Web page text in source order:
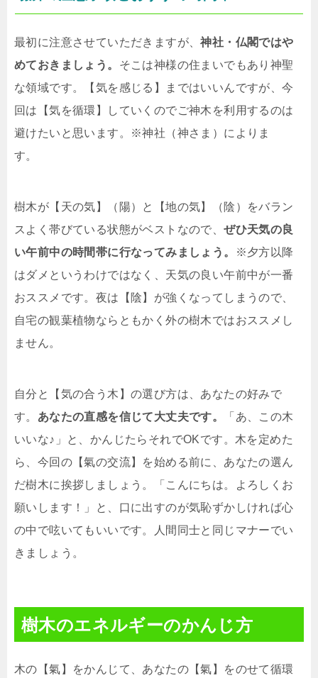
最初に注意させていただきますが、神社・仏閣ではや
めておきましょう。 そこは神様の住まいでもあり神聖
な領域です。【気を感じる】まではいいんですが、今
回は【気を循環】していくのでご神木を利用するのは
避けたいと思います。※神社（神さま）によりま
す。
樹木が【天の気】（陽）と【地の気】（陰）をバラン
スよく帯びている状態がベストなので、ぜひ天気の良
い午前中の時間帯に行なってみましょう。
※夕方以降
はダメというわけではなく、天気の良い午前中が一番
おススメです。夜は【陰】が強くなってしまうので、
自宅の観葉植物ならともかく外の樹木ではおススメし
ません。
自分と【気の合う木】の選び方は、あなたの好みで
す。 あなたの直感を信じて大丈夫です。
「あ、この木
いいな♪」と、かんじたらそれでOKです。木を定めた
ら、今回の【氣の交流】を始める前に、あなたの選ん
だ樹木に挨拶しましょう。「こんにちは。よろしくお
願いします！」と、口に出すのが気恥ずかしければ心
の中で呟いてもいいです。人間同士と同じマナーでい
きましょう。
樹木のエネルギーのかんじ方
木の【氣】をかんじて、あなたの【氣】をのせて循環